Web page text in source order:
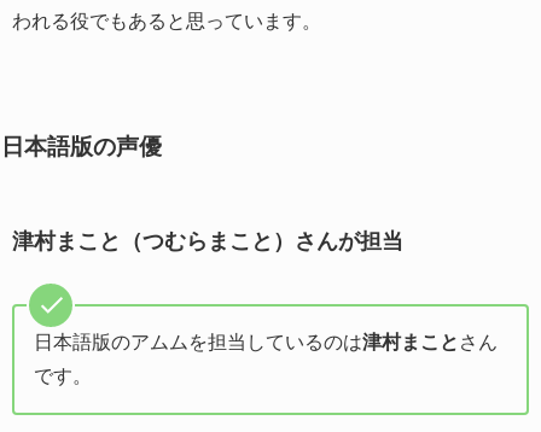
われる役でもあると思っています。
日本語版の声優
津村まこと（つむらまこと）さんが担当
日本語版のアムムを担当しているのは津村まこと さん
です。